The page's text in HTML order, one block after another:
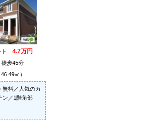
ト 4.7万円
徒歩45分
㎡）
無料／人気のカ
ン／1階角部